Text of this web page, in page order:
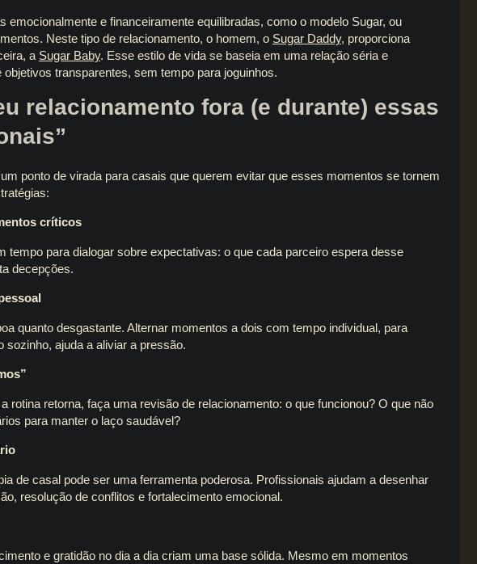
emocionalmente e financeiramente equilibradas, como o modelo Sugar, ou
Neste tipo de relacionamento, o homem, o Sugar Daddy, proporciona
a Sugar Baby. Esse estilo de vida se baseia em uma relação séria e
transparentes, sem tempo para joguinhos.
relacionamento fora (e durante) essas
ponto de virada para casais que querem evitar que esses momentos se tornem
críticos
tempo para dialogar sobre expectativas: o que cada parceiro espera desse
decepções.
quanto desgastante. Alternar momentos a dois com tempo individual, para
sozinho, ajuda a aliviar a pressão.
rotina retorna, faça uma revisão de relacionamento: o que funcionou? O que não
para manter o laço saudável?
de casal pode ser uma ferramenta poderosa. Profissionais ajudam a desenhar
resolução de conflitos e fortalecimento emocional.
e gratidão no dia a dia criam uma base sólida. Mesmo em momentos